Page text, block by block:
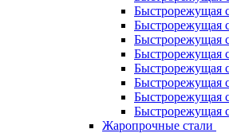
Быстрорежущая
Быстрорежущая
Быстрорежущая
Быстрорежущая
Быстрорежущая
Быстрорежущая
Быстрорежущая
Быстрорежущая
Жаропрочные стали